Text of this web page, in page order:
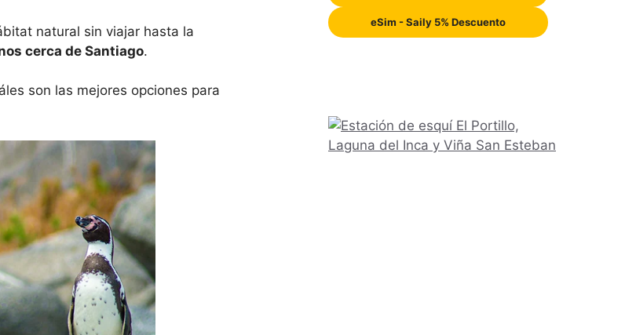
natural sin viajar hasta la
cerca de Santiago.
son las mejores opciones para
eSim - Saily 5% Descuento